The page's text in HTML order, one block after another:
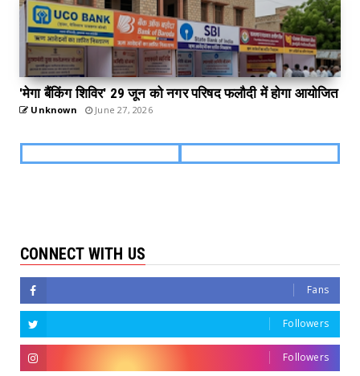
'मेगा बैंकिंग शिविर' 29 जून को नगर परिषद फलौदी में होगा आयोजित
Unknown June 27, 2026
CONNECT WITH US
Fans
Followers
Followers